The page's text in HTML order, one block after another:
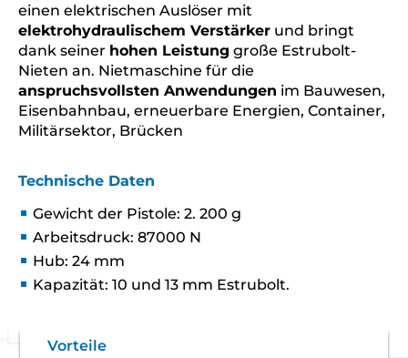
einen elektrischen Auslöser mit
elektrohydraulischem Verstärker und bringt
dank seiner hohen Leistung große Estrubolt-
Nieten an. Nietmaschine für die
anspruchsvollsten Anwendungen im Bauwesen,
Eisenbahnbau, erneuerbare Energien, Container,
Militärsektor, Brücken
Technische Daten
Gewicht der Pistole: 2. 200 g
Arbeitsdruck: 87000 N
Hub: 24 mm
Kapazität: 10 und 13 mm Estrubolt.
Vorteile